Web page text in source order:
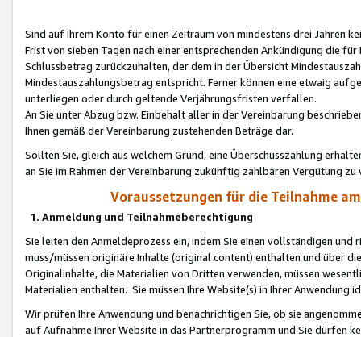
Sind auf Ihrem Konto für einen Zeitraum von mindestens drei Jahren
Frist von sieben Tagen nach einer entsprechenden Ankündigung die
Schlussbetrag zurückzuhalten, der dem in der Übersicht
Mindestauszahlungsbetrag entspricht. Ferner können eine etwaig
unterliegen oder durch geltende Verjährungsfristen verfallen.
An Sie unter Abzug bzw. Einbehalt aller in der Vereinbarung
Ihnen gemäß der Vereinbarung zustehenden Beträge dar.
Sollten Sie, gleich aus welchem Grund, eine Überschusszahlung
an Sie im Rahmen der Vereinbarung zukünftig zahlbaren Vergütung zu
Voraussetzungen für die Teilnahme
1. Anmeldung und Teilnahmeberechtigung
Sie leiten den Anmeldeprozess ein, indem Sie einen vollständigen
muss/müssen originäre Inhalte (original content) enthalten und über
Originalinhalte, die Materialien von Dritten verwenden, müssen
Materialien enthalten. Sie müssen Ihre Website(s) in Ihrer Anwendung
Wir prüfen Ihre Anwendung und benachrichtigen Sie, ob sie
auf Aufnahme Ihrer Website in das Partnerprogramm und Sie dürfen